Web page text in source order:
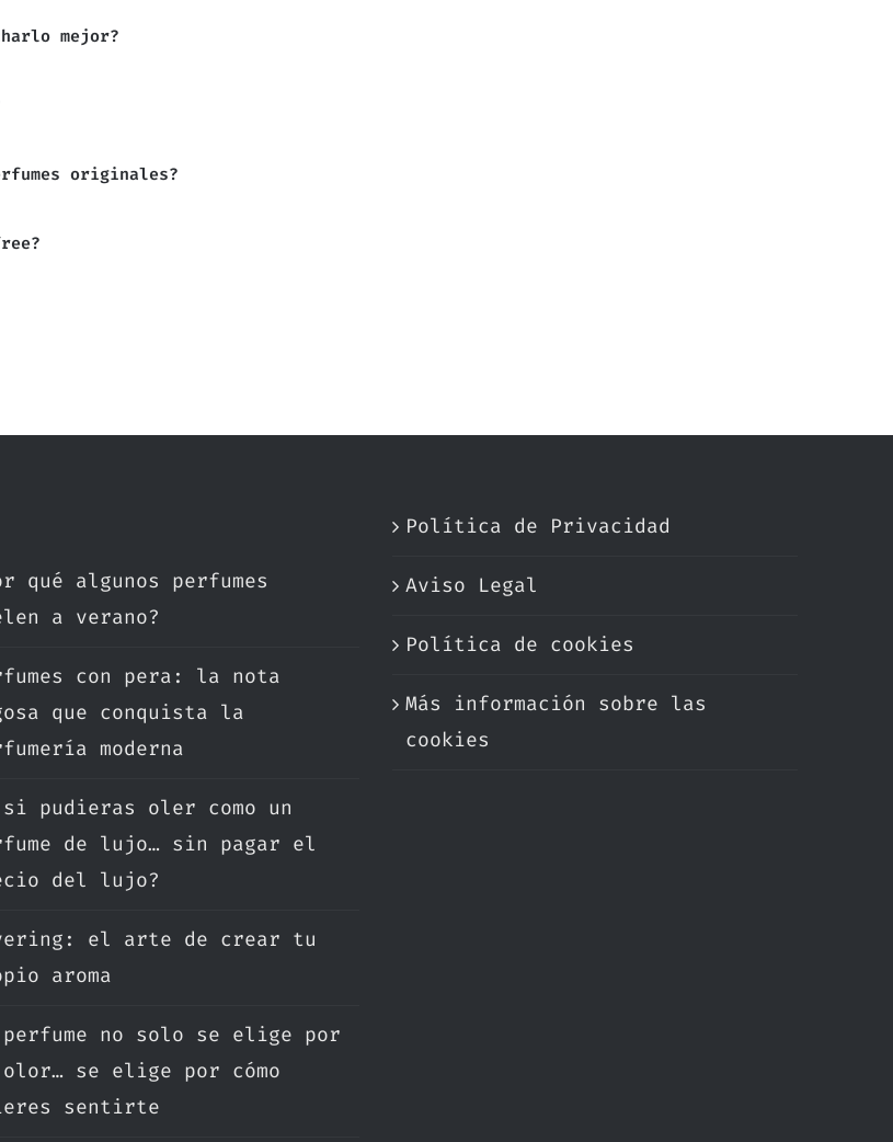
mejor?
originales?
qué algunos perfumes
a verano?
con pera: la nota
que conquista la
moderna
si pudieras oler como un
de lujo… sin pagar el
del lujo?
el arte de crear tu
aroma
no solo se elige por
se elige por cómo
sentirte
Política de Privacidad
Aviso Legal
Política de cookies
Más información sobre las
cookies